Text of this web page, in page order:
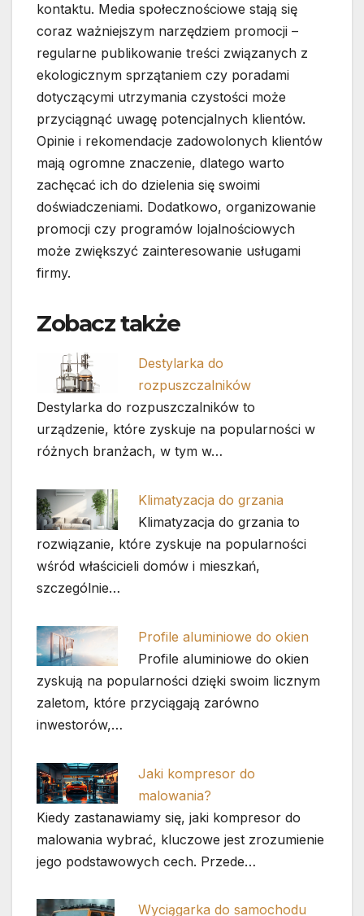
kontaktu. Media społecznościowe stają się
coraz ważniejszym narzędziem promocji –
regularne publikowanie treści związanych z
ekologicznym sprzątaniem czy poradami
dotyczącymi utrzymania czystości może
przyciągnąć uwagę potencjalnych klientów.
Opinie i rekomendacje zadowolonych klientów
mają ogromne znaczenie, dlatego warto
zachęcać ich do dzielenia się swoimi
doświadczeniami. Dodatkowo, organizowanie
promocji czy programów lojalnościowych
może zwiększyć zainteresowanie usługami
firmy.
Zobacz także
Destylarka do
rozpuszczalników
Destylarka do rozpuszczalników to
urządzenie, które zyskuje na popularności w
różnych branżach, w tym w…
Klimatyzacja do grzania
Klimatyzacja do grzania to
rozwiązanie, które zyskuje na popularności
wśród właścicieli domów i mieszkań,
szczególnie…
Profile aluminiowe do okien
Profile aluminiowe do okien
zyskują na popularności dzięki swoim licznym
zaletom, które przyciągają zarówno
inwestorów,…
Jaki kompresor do
malowania?
Kiedy zastanawiamy się, jaki kompresor do
malowania wybrać, kluczowe jest zrozumienie
jego podstawowych cech. Przede…
Wyciągarka do samochodu